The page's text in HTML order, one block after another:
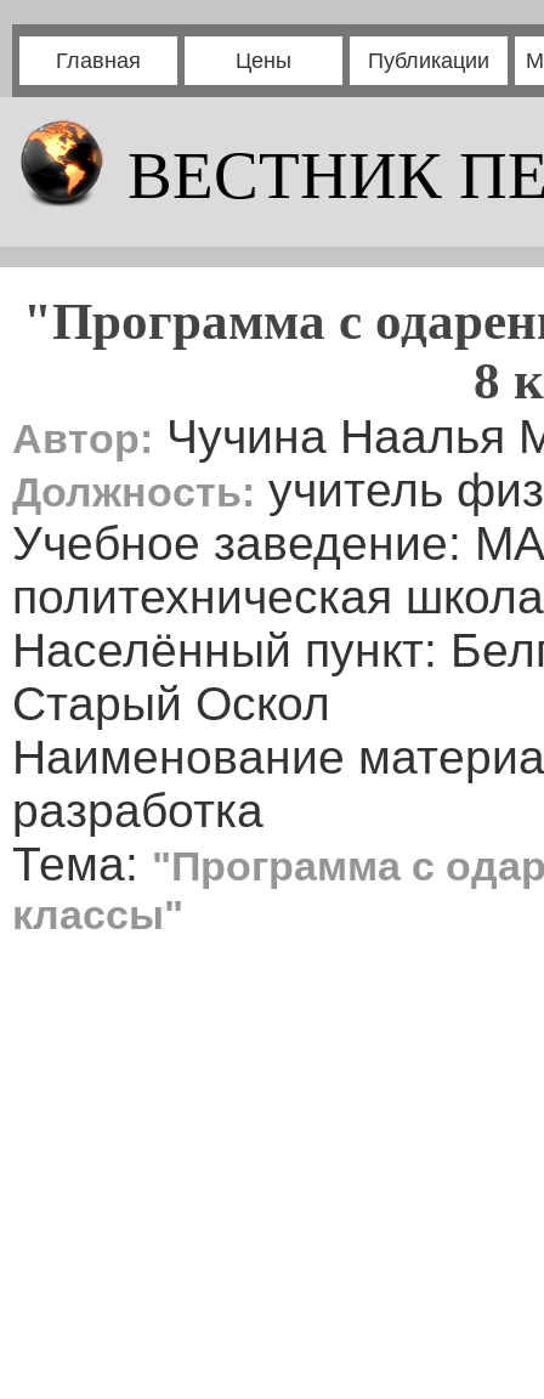
Главная Цены Публикации
ВЕСТНИК
"Программа с
8
Автор: Чучина Наалья
Должность: учитель
Учебное заведение:
политехническая
Населённый пункт:
Старый Оскол
Наименование
разработка
Тема: "Программа с
классы"